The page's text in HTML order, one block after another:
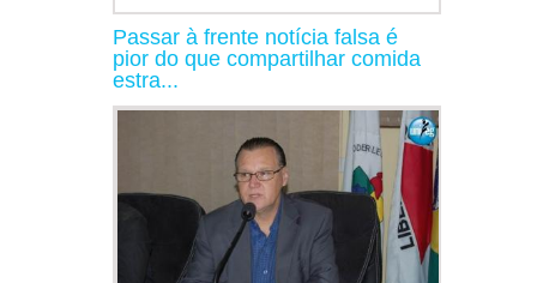
Passar à frente notícia falsa é
pior do que compartilhar comida
estra...